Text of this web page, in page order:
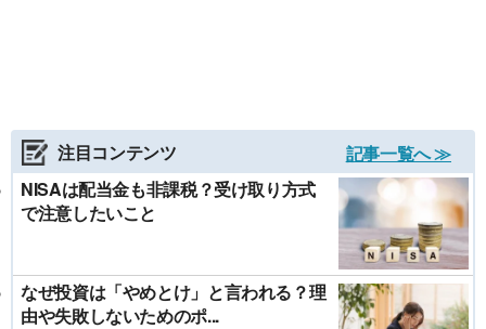
注目コンテンツ
記事一覧へ ≫
NISAは配当金も非課税？受け取り方式
で注意したいこと
なぜ投資は「やめとけ」と言われる？理
由や失敗しないためのポ...